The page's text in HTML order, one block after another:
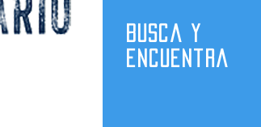
Busca y
encuentra